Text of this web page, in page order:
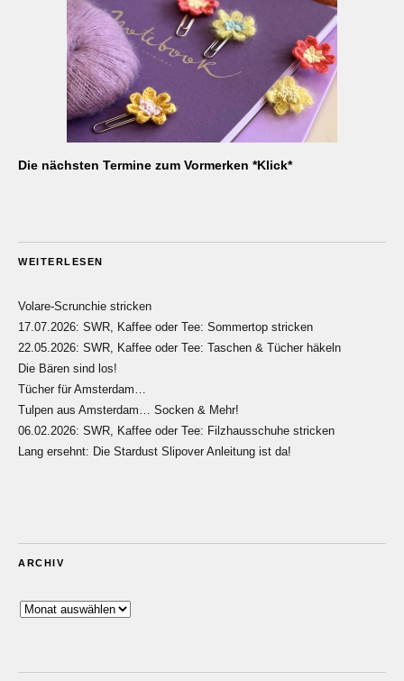
Die nächsten Termine zum Vormerken *Klick*
WEITERLESEN
Volare-Scrunchie stricken
17.07.2026: SWR, Kaffee oder Tee: Sommertop stricken
22.05.2026: SWR, Kaffee oder Tee: Taschen & Tücher häkeln
Die Bären sind los!
Tücher für Amsterdam…
Tulpen aus Amsterdam… Socken & Mehr!
06.02.2026: SWR, Kaffee oder Tee: Filzhausschuhe stricken
Lang ersehnt: Die Stardust Slipover Anleitung ist da!
ARCHIV
Archiv